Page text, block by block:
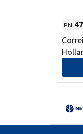
PN